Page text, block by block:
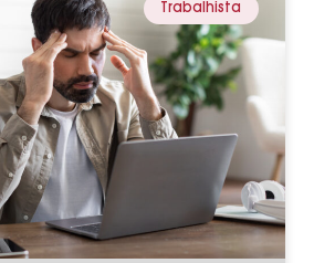
Trabalhista